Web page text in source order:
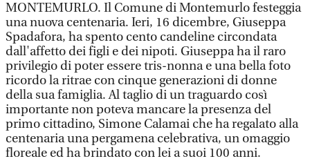
MONTEMURLO. Il Comune di Montemurlo festeggia
una nuova centenaria. Ieri, 16 dicembre, Giuseppa
Spadafora, ha spento cento candeline circondata
dall'affetto dei figli e dei nipoti. Giuseppa ha il raro
privilegio di poter essere tris-nonna e una bella foto
ricordo la ritrae con cinque generazioni di donne
della sua famiglia. Al taglio di un traguardo così
importante non poteva mancare la presenza del
primo cittadino, Simone Calamai che ha regalato alla
centenaria una pergamena celebrativa, un omaggio
floreale ed ha brindato con lei a suoi 100 anni.